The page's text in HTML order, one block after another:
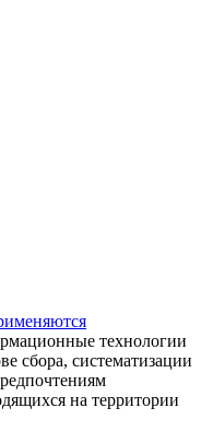
технологии
сбора, систематизации
на территории